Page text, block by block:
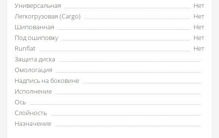
Универсальная
Нет
Легкогрузовая (Cargo)
Нет
Шипованная
Нет
Под ошиповку
Нет
Runflat
Нет
Защита диска
Омологация
Надпись на боковине
Исполнение
Ось
Слойность
Назначение